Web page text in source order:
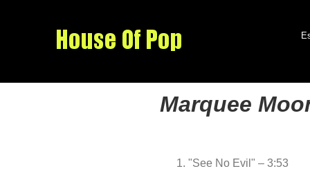
Marquee
1. "See No Evil" – 3:53